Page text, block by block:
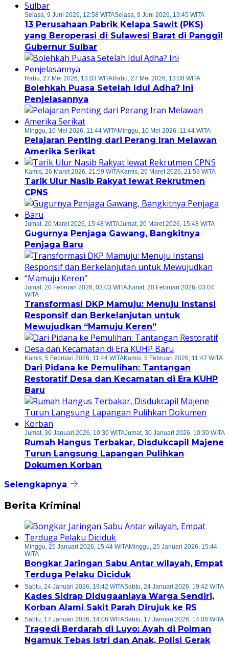
Selasa, 9 Juni 2026, 12:58 WITASelasa, 9 Juni 2026, 13:45 WITA
13 Perusahaan Pabrik Kelapa Sawit (PKS)
yang Beroperasi di Sulawesi Barat di Panggil
Gubernur Sulbar
Rabu, 27 Mei 2026, 13:03 WITARabu, 27 Mei 2026, 13:08 WITA
Bolehkah Puasa Setelah Idul Adha? Ini
Penjelasannya
Minggu, 10 Mei 2026, 11:44 WITAMinggu, 10 Mei 2026, 11:44 WITA
Pelajaran Penting dari Perang Iran Melawan
Amerika Serikat
Kamis, 26 Maret 2026, 21:59 WITAKamis, 26 Maret 2026, 21:59 WITA
Tarik Ulur Nasib Rakyat lewat Rekrutmen
CPNS
Jumat, 20 Maret 2026, 15:48 WITAJumat, 20 Maret 2026, 15:48 WITA
Gugurnya Penjaga Gawang, Bangkitnya
Penjaga Baru
Jumat, 20 Februari 2026, 03:03 WITAJumat, 20 Februari 2026, 03:04
WITA
Transformasi DKP Mamuju: Menuju Instansi
Responsif dan Berkelanjutan untuk
Mewujudkan “Mamuju Keren”
Kamis, 5 Februari 2026, 11:44 WITAKamis, 5 Februari 2026, 11:47 WITA
Dari Pidana ke Pemulihan: Tantangan
Restoratif Desa dan Kecamatan di Era KUHP
Baru
Jumat, 30 Januari 2026, 10:30 WITAJumat, 30 Januari 2026, 10:30 WITA
Rumah Hangus Terbakar, Disdukcapil Majene
Turun Langsung Lapangan Pulihkan
Dokumen Korban
Selengkapnya
Berita Kriminal
Minggu, 25 Januari 2026, 15:44 WITAMinggu, 25 Januari 2026, 15:44
WITA
Bongkar Jaringan Sabu Antar wilayah, Empat
Terduga Pelaku Diciduk
Sabtu, 24 Januari 2026, 19:42 WITASabtu, 24 Januari 2026, 19:42 WITA
Kades Sidrap Didugaaniaya Warga Sendiri,
Korban Alami Sakit Parah Dirujuk ke RS
Sabtu, 17 Januari 2026, 14:08 WITASabtu, 17 Januari 2026, 14:08 WITA
Tragedi Berdarah di Luyo: Ayah di Polman
Ngamuk Tebas Istri dan Anak, Polisi Gerak